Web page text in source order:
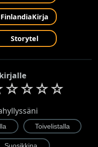
FinlandiaKirja
Storytel
☆☆☆☆